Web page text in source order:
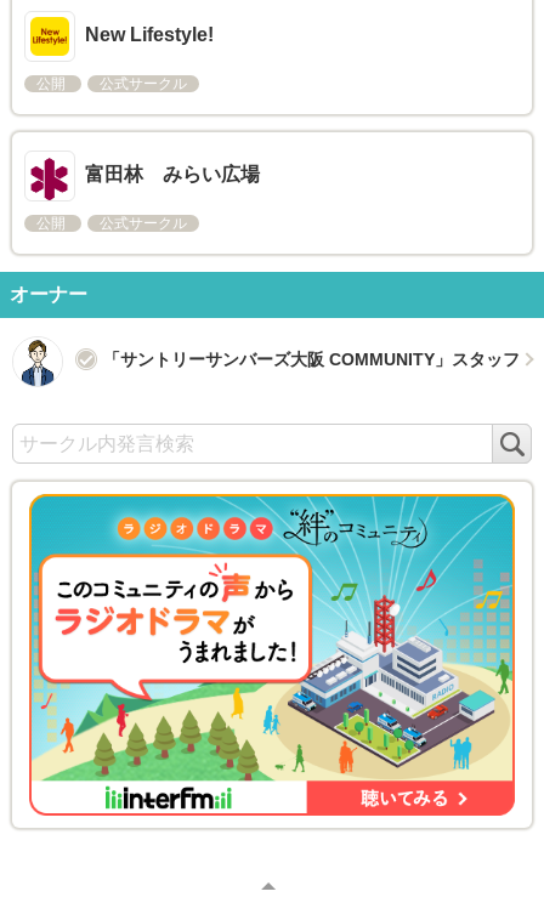
New Lifestyle!
公開 公式サークル
富田林 みらい広場
公開 公式サークル
オーナー
「サントリーサンバーズ大阪 COMMUNITY」スタッフ